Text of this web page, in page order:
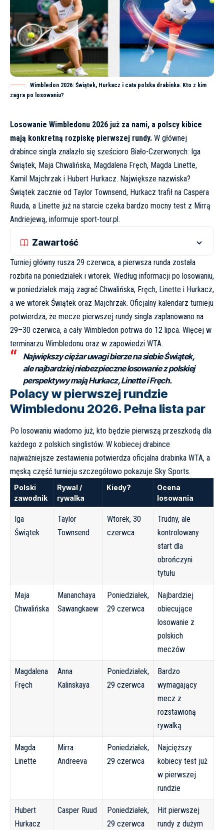
Wimbledon 2026: Świątek, Hurkacz i cała polska drabinka. Kto z kim
zagra po losowaniu?
Losowanie Wimbledonu 2026 już za nami, a polscy kibice
mają konkretną rozpiskę pierwszej rundy. W głównej
drabince singla znalazło się sześcioro Biało-Czerwonych: Iga
Świątek, Maja Chwalińska, Magdalena Fręch, Magda Linette,
Kamil Majchrzak i Hubert Hurkacz. Największe nazwiska?
Świątek zacznie od Taylor Townsend, Hurkacz trafił na Caspera
Ruuda, a Linette już na starcie czeka bardzo mocny test z Mirrą
Andriejewą, informuje sport-tour.pl.
Zawartość
Turniej główny rusza 29 czerwca, a pierwsza runda została
rozbita na poniedziałek i wtorek. Według informacji po losowaniu,
w poniedziałek mają zagrać Chwalińska, Fręch, Linette i Hurkacz,
a we wtorek Świątek oraz Majchrzak. Oficjalny kalendarz turnieju
potwierdza, że mecze pierwszej rundy singla zaplanowano na
29–30 czerwca, a cały Wimbledon potrwa do 12 lipca. Więcej w
terminarzu Wimbledonu oraz w zapowiedzi WTA.
Największy ciężar uwagi bierze na siebie Świątek,
ale najbardziej niebezpieczne losowanie z polskiej
perspektywy mają Hurkacz, Linette i Fręch.
Polacy w pierwszej rundzie
Wimbledonu 2026. Pełna lista par
Po losowaniu wiadomo już, kto będzie pierwszą przeszkodą dla
każdego z polskich singlistów. W kobiecej drabince
najważniejsze zestawienia potwierdza oficjalna drabinka WTA, a
męską część turnieju szczegółowo pokazuje Sky Sports.
Polski
zawodnik
Rywal /
rywalka
Kiedy?
Ocena
losowania
Iga
Świątek
Taylor
Townsend
Wtorek, 30
czerwca
Trudny, ale
kontrolowany
start dla
obrończyni
tytułu
Maja
Chwalińska
Mananchaya
Sawangkaew
Poniedziałek,
29 czerwca
Najbardziej
obiecujące
losowanie z
polskich
meczów
Magdalena
Fręch
Anna
Kalinskaya
Poniedziałek,
29 czerwca
Bardzo
wymagający
mecz z
rozstawioną
rywalką
Magda
Linette
Mirra
Andreeva
Poniedziałek,
29 czerwca
Najcięższy
kobiecy test już
w pierwszej
rundzie
Hubert
Hurkacz
Casper Ruud
Poniedziałek,
29 czerwca
Hit pierwszej
rundy z dużym